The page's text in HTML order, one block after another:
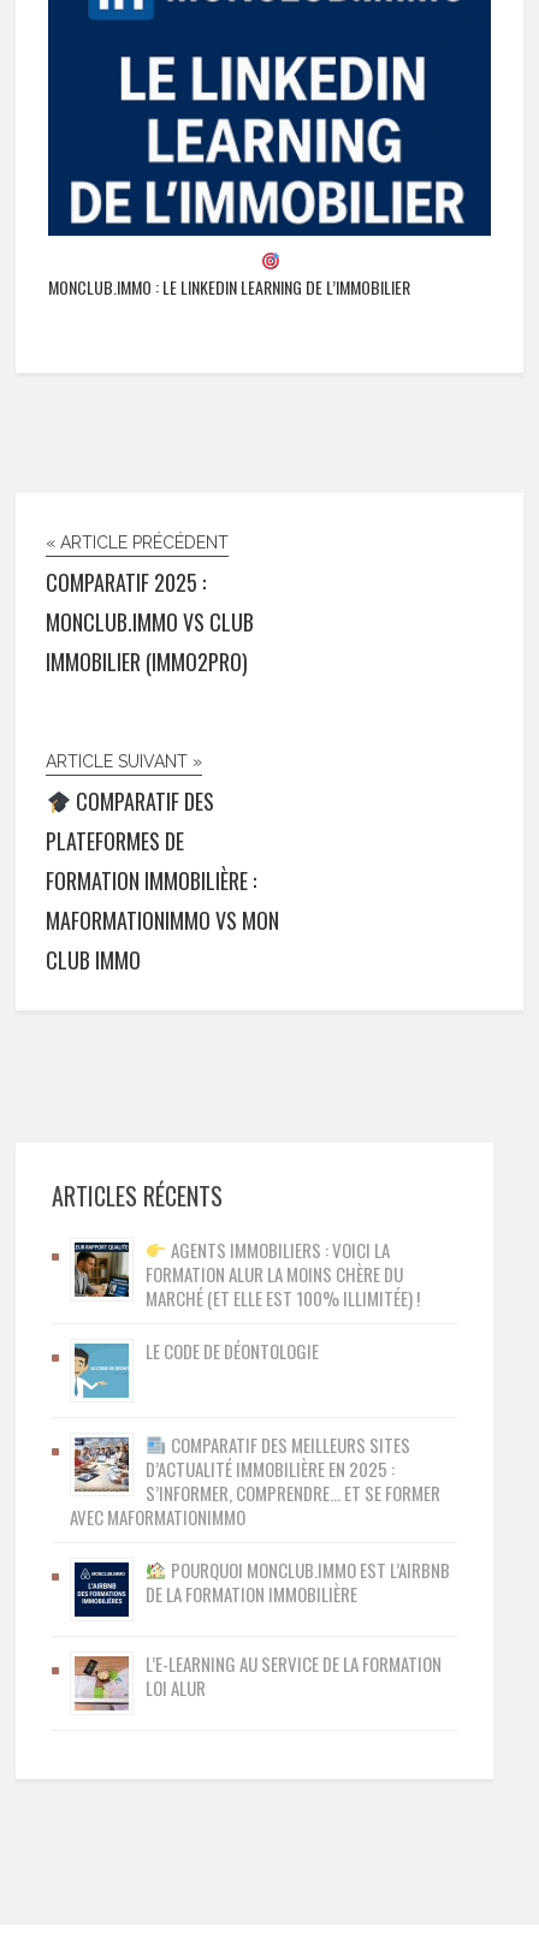
MONCLUB.IMMO : LE LINKEDIN LEARNING DE L’IMMOBILIER
« ARTICLE PRÉCÉDENT
COMPARATIF 2025 :
MONCLUB.IMMO VS CLUB
IMMOBILIER (IMMO2PRO)
ARTICLE SUIVANT »
COMPARATIF DES
PLATEFORMES DE
FORMATION IMMOBILIÈRE :
MAFORMATIONIMMO VS MON
CLUB IMMO
ARTICLES RÉCENTS
AGENTS IMMOBILIERS : VOICI LA
FORMATION ALUR LA MOINS CHÈRE DU
MARCHÉ (ET ELLE EST 100% ILLIMITÉE) !
LE CODE DE DÉONTOLOGIE
COMPARATIF DES MEILLEURS SITES
D’ACTUALITÉ IMMOBILIÈRE EN 2025 :
S’INFORMER, COMPRENDRE… ET SE FORMER
AVEC MAFORMATIONIMMO
POURQUOI MONCLUB.IMMO EST L’AIRBNB
DE LA FORMATION IMMOBILIÈRE
L’E-LEARNING AU SERVICE DE LA FORMATION
LOI ALUR